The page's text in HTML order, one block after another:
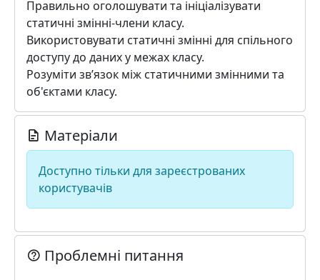
Правильно оголошувати та ініціалізувати
статичні змінні-члени класу.
Використовувати статичні змінні для спільного
доступу до даних у межах класу.
Розуміти зв’язок між статичними змінними та
об'єктами класу.
Матеріали
Доступно тільки для зареєстрованих
користувачів
Проблемні питання